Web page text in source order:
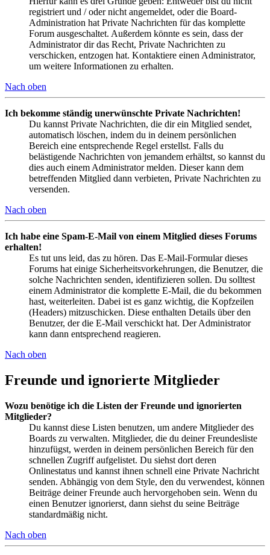
registriert und / oder nicht angemeldet, oder die Board-
Administration hat Private Nachrichten für das komplette
Forum ausgeschaltet. Außerdem könnte es sein, dass der
Administrator dir das Recht, Private Nachrichten zu
verschicken, entzogen hat. Kontaktiere einen Administrator,
um weitere Informationen zu erhalten.
Nach oben
Ich bekomme ständig unerwünschte Private Nachrichten!
Du kannst Private Nachrichten, die dir ein Mitglied sendet,
automatisch löschen, indem du in deinem persönlichen
Bereich eine entsprechende Regel erstellst. Falls du
belästigende Nachrichten von jemandem erhältst, so kannst du
dies auch einem Administrator melden. Dieser kann dem
betreffenden Mitglied dann verbieten, Private Nachrichten zu
versenden.
Nach oben
Ich habe eine Spam-E-Mail von einem Mitglied dieses Forums
erhalten!
Es tut uns leid, das zu hören. Das E-Mail-Formular dieses
Forums hat einige Sicherheitsvorkehrungen, die Benutzer, die
solche Nachrichten senden, identifizieren sollen. Du solltest
einem Administrator die komplette E-Mail, die du bekommen
hast, weiterleiten. Dabei ist es ganz wichtig, die Kopfzeilen
(Headers) mitzuschicken. Diese enthalten Details über den
Benutzer, der die E-Mail verschickt hat. Der Administrator
kann dann entsprechend reagieren.
Nach oben
Freunde und ignorierte Mitglieder
Wozu benötige ich die Listen der Freunde und ignorierten
Mitglieder?
Du kannst diese Listen benutzen, um andere Mitglieder des
Boards zu verwalten. Mitglieder, die du deiner Freundesliste
hinzufügst, werden in deinem persönlichen Bereich für den
schnellen Zugriff aufgelistet. Du siehst dort deren
Onlinestatus und kannst ihnen schnell eine Private Nachricht
senden. Abhängig von dem Style, den du verwendest, können
Beiträge deiner Freunde auch hervorgehoben sein. Wenn du
einen Benutzer ignorierst, dann siehst du seine Beiträge
standardmäßig nicht.
Nach oben